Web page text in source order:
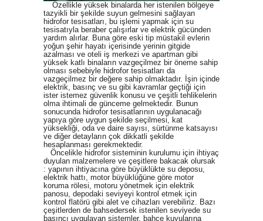
Özellikle yüksek binalarda her istenilen bölgeye
tazyikli bir şekilde suyun gelmesini sağlayan
hidrofor tesisatları, bu işlemi yapmak için su
tesisatıyla beraber çalışırlar ve elektrik gücünden
yardım alırlar. Buna göre eski tip müstakil evlerin
yoğun şehir hayatı içerisinde yerinin gitgide
azalması ve oteli iş merkezi ve apartman gibi
yüksek katlı binaların vazgeçilmez bir öneme sahip
olması sebebiyle hidrofor tesisatları da
vazgeçilmez bir değere sahip olmaktadır. İşin içinde
elektrik, basınç ve su gibi kavramlar geçtiği için
ister istemez güvenlik konusu ve çeşitli tehlikelerin
olma ihtimali de günceme gelmektedir. Bunun
sonucunda hidrofor tesisatlarının uygulanacağı
yapıya göre uygun şekilde seçilmesi, kat
yüksekliği, oda ve daire sayısı, sürtünme katsayısı
ve diğer detayların çok dikkatli şekilde
hesaplanması gerekmektedir.
Öncelikle hidrofor sisteminin kurulumu için ihtiyaç
duyulan malzemelere ve çeşitlere bakacak olursak
: yapının ihtiyacına göre büyüklükte su deposu,
elektrik hattı, motor büyüklüğüne göre motor
koruma rölesi, motoru yönetmek için elektrik
panosu, depodaki seviyeyi kontrol etmek için
kontrol flatörü gibi alet ve cihazları verebiliriz. Bazı
çeşitlerden de bahsedersek istenilen seviyede su
basıncı uygulayan sistemler, bahçe kuyularına